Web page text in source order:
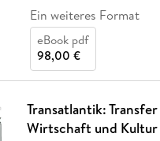
Ein weiteres Format
eBook pdf
98,00 €
Transatlantik:
Wirtschaft und Kultur